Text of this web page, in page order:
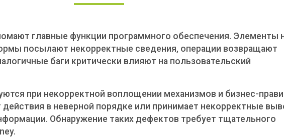
главные функции программного обеспечения. Элементы
посылают некорректные сведения, операции возвращают
баги критически влияют на пользовательский
при некорректной воплощении механизмов и бизнес-
в неверной порядке или принимает некорректные
Обнаружение таких дефектов требует тщательного